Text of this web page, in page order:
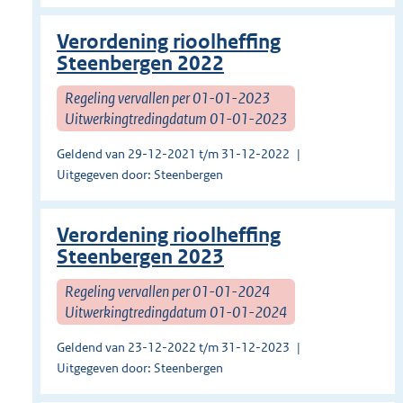
Verordening rioolheffing
Steenbergen 2022
Regeling vervallen per 01-01-2023
Uitwerkingtredingdatum 01-01-2023
Geldend van 29-12-2021 t/m 31-12-2022
Uitgegeven door: Steenbergen
Verordening rioolheffing
Steenbergen 2023
Regeling vervallen per 01-01-2024
Uitwerkingtredingdatum 01-01-2024
Geldend van 23-12-2022 t/m 31-12-2023
Uitgegeven door: Steenbergen